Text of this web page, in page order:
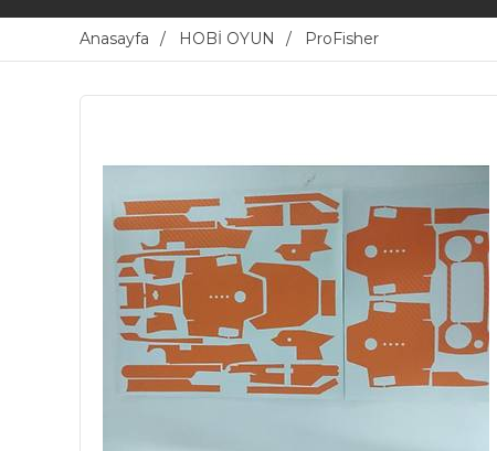
Anasayfa HOBİ OYUN ProFisher